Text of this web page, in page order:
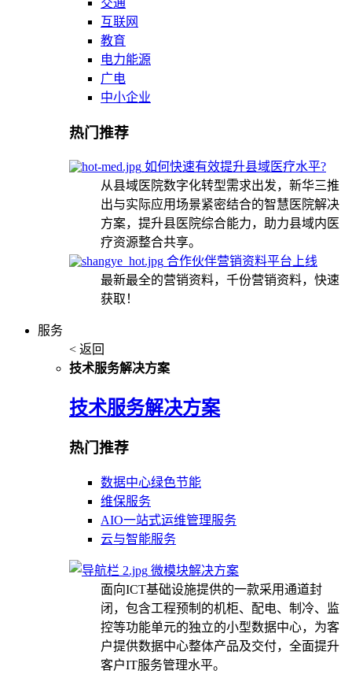
交通
互联网
教育
电力能源
广电
中小企业
热门推荐
如何快速有效提升县域医疗水平?
从县域医院数字化转型需求出发，新华三推
出与实际应用场景紧密结合的智慧医院解决
方案，提升县医院综合能力，助力县域内医
疗资源整合共享。
合作伙伴营销资料平台上线
最新最全的营销资料，千份营销资料，快速
获取！
服务
< 返回
技术服务解决方案
技术服务解决方案
热门推荐
数据中心绿色节能
维保服务
AIO一站式运维管理服务
云与智能服务
微模块解决方案
面向ICT基础设施提供的一款采用通道封
闭，包含工程预制的机柜、配电、制冷、监
控等功能单元的独立的小型数据中心，为客
户提供数据中心整体产品及交付，全面提升
客户IT服务管理水平。